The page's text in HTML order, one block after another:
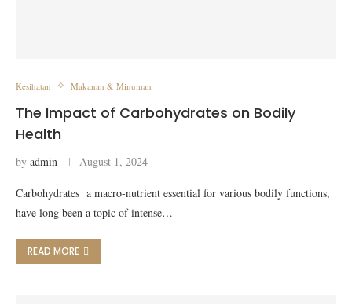
Kesihatan Makanan & Minuman
The Impact of Carbohydrates on Bodily
Health
by admin August 1, 2024
Carbohydrates a macro-nutrient essential for various bodily functions,
have long been a topic of intense…
READ MORE